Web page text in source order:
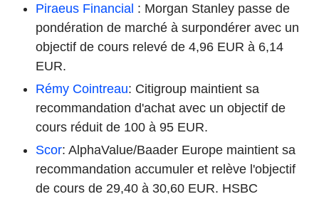
Piraeus Financial : Morgan Stanley passe de
pondération de marché à surpondérer avec un
objectif de cours relevé de 4,96 EUR à 6,14
EUR.
Rémy Cointreau: Citigroup maintient sa
recommandation d'achat avec un objectif de
cours réduit de 100 à 95 EUR.
Scor: AlphaValue/Baader Europe maintient sa
recommandation accumuler et relève l'objectif
de cours de 29,40 à 30,60 EUR. HSBC